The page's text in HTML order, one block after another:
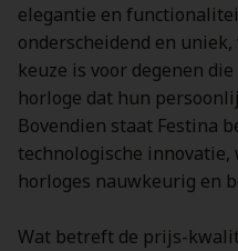
elegantie en
onderscheidend en
keuze is voor degenen
horloge dat hun
Bovendien staat Festina
technologische
horloges nauwkeurig en
Wat betreft de prijs-